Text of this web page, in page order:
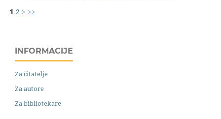
1 2 > >>
INFORMACIJE
Za čitatelje
Za autore
Za bibliotekare